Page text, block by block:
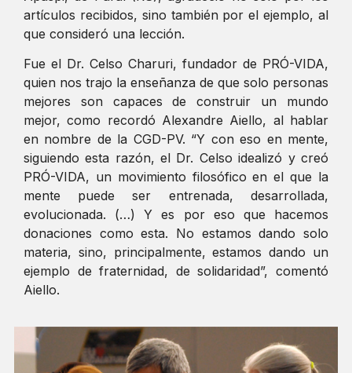
artículos recibidos, sino también por el ejemplo, al
que consideró una lección.
Fue el Dr. Celso Charuri, fundador de PRÓ-VIDA,
quien nos trajo la enseñanza de que solo personas
mejores son capaces de construir un mundo
mejor, como recordó Alexandre Aiello, al hablar
en nombre de la CGD-PV. “Y con eso en mente,
siguiendo esta razón, el Dr. Celso idealizó y creó
PRÓ-VIDA, un movimiento filosófico en el que la
mente puede ser entrenada, desarrollada,
evolucionada. (…) Y es por eso que hacemos
donaciones como esta. No estamos dando solo
materia, sino, principalmente, estamos dando un
ejemplo de fraternidad, de solidaridad”, comentó
Aiello.